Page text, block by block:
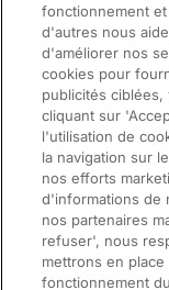
ManpowerGroup
company, helps
by sourcing,
fonctionnement
d'autres nous
d'améliorer nos
cookies pour
publicités ciblées,
cliquant sur
l'utilisation de
la navigation sur
nos efforts
d'informations de
nos partenaires
refuser', nous
mettrons en
fonctionnement